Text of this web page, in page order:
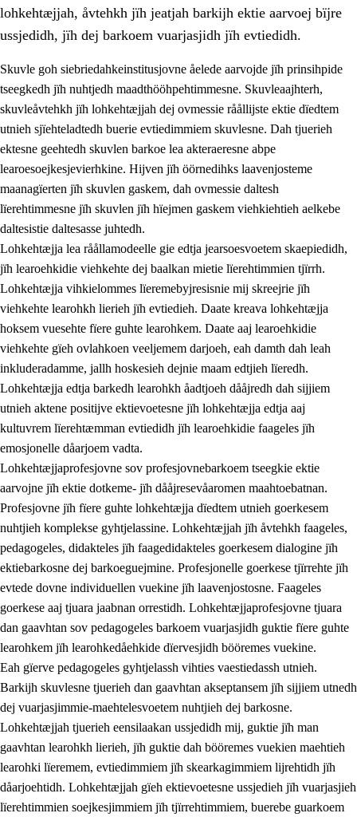
3. Prinsihph skuvlen rïektesisnie
3.1 Feerhmeles lïeremebyjrese
3.2 Ööhpehtimmie jïh sjïehtedamme lïerehtimmie
3.3 Gåetie jïh skuvle laavenjostoeh
3.4 Lïerehtimmie learoesïeltesne jïh barkoejielemisnie
3.5 Profesjonsektievoete jïh skuvleevtiedimmie
lohkehtæjjah, åvtehkh jïh jeatjah barkijh ektie aarvoej bïjre
ussjedidh, jïh dej barkoem vuarjasjidh jïh evtiedidh.
Skuvle goh siebriedahkeinstitusjovne åelede aarvojde jïh prinsihpide
tseegkedh jïh nuhtjedh maadthööhpehtimmesne. Skuvleaajhterh,
skuvleåvtehkh jïh lohkehtæjjah dej ovmessie råållijste ektie dïedtem
utnieh sjïehteladtedh buerie evtiedimmiem skuvlesne. Dah tjuerieh
ektesne geehtedh skuvlen barkoe lea akteraeresne abpe
learoesoejkesjevierhkine. Hijven jïh öörnedihks laavenjosteme
maanagïerten jïh skuvlen gaskem, dah ovmessie daltesh
lïerehtimmesne jïh skuvlen jïh hïejmen gaskem viehkiehtieh aelkebe
daltesistie daltesasse juhtedh.
Lohkehtæjja lea råållamodeelle gie edtja jearsoesvoetem skaepiedidh,
jïh learoehkidie viehkehte dej baalkan mietie lïerehtimmien tjïrrh.
Lohkehtæjja vihkielommes lïeremebyjresisnie mij skreejrie jïh
viehkehte learohkh lierieh jïh evtiedieh. Daate kreava lohkehtæjja
hoksem vuesehte fïere guhte learohkem. Daate aaj learoehkidie
viehkehte gïeh ovlahkoen veeljemem darjoeh, eah damth dah leah
inkluderadamme, jallh hoskesieh dejnie maam edtjieh lïeredh.
Lohkehtæjja edtja barkedh learohkh åadtjoeh dååjredh dah sijjiem
utnieh aktene positijve ektievoetesne jïh lohkehtæjja edtja aaj
kultuvrem lïerehtæmman evtiedidh jïh learoehkidie faageles jïh
emosjonelle dåarjoem vadta.
Lohkehtæjjaprofesjovne sov profesjovnebarkoem tseegkie ektie
aarvojne jïh ektie dotkeme- jïh dååjresevåaromen maahtoebatnan.
Profesjovne jïh fïere guhte lohkehtæjja dïedtem utnieh goerkesem
nuhtjieh komplekse gyhtjelassine. Lohkehtæjjah jïh åvtehkh faageles,
pedagogeles, didakteles jïh faagedidakteles goerkesem dialogine jïh
ektiebarkosne dej barkoeguejmine. Profesjonelle goerkese tjïrrehte jïh
evtede dovne individuellen vuekine jïh laavenjostosne. Faageles
goerkese aaj tjuara jaabnan orrestidh. Lohkehtæjjaprofesjovne tjuara
dan gaavhtan sov pedagogeles barkoem vuarjasjidh guktie fïere guhte
learohkem jïh learohkedåehkide dïervesjidh bööremes vuekine.
Eah gïerve pedagogeles gyhtjelassh vihties vaestiedassh utnieh.
Barkijh skuvlesne tjuerieh dan gaavhtan akseptansem jïh sijjiem utnedh
dej vuarjasjimmie-maehtelesvoetem nuhtjieh dej barkosne.
Lohkehtæjjah tjuerieh eensilaakan ussjedidh mij, guktie jïh man
gaavhtan learohkh lierieh, jïh guktie dah bööremes vuekien maehtieh
learohki lïeremem, evtiedimmiem jïh skearkagimmiem lijrehtidh jïh
dåarjoehtidh. Lohkehtæjjah gïeh ektievoetesne ussjedieh jïh vuarjasjieh
lïerehtimmien soejkesjimmiem jïh tjïrrehtimmiem, buerebe guarkoem